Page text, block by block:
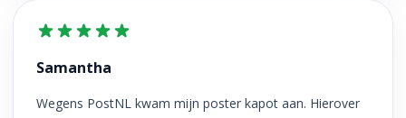
Samantha
Wegens PostNL kwam mijn poster kapot aan. Hierover